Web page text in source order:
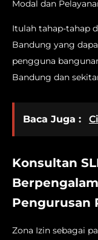
Modal dan
Itulah tahap-tahap
Bandung yang
pengguna
Bandung dan
Baca Juga :
Konsultan
Pengurusan
Zona Izin sebagai